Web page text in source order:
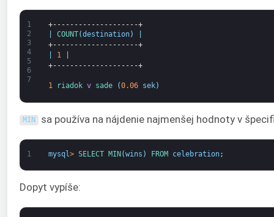
1
2
3
4
5
6
7
+--------------------+
COUNT(destination)
+--------------------+
1
+--------------------+
1 riadok v sade (0.06 sek)
MIN sa používa na nájdenie najmenšej hodnoty v
1 mysql> SELECT MIN (wins ) FROM celebration;
Dopyt vypíše: